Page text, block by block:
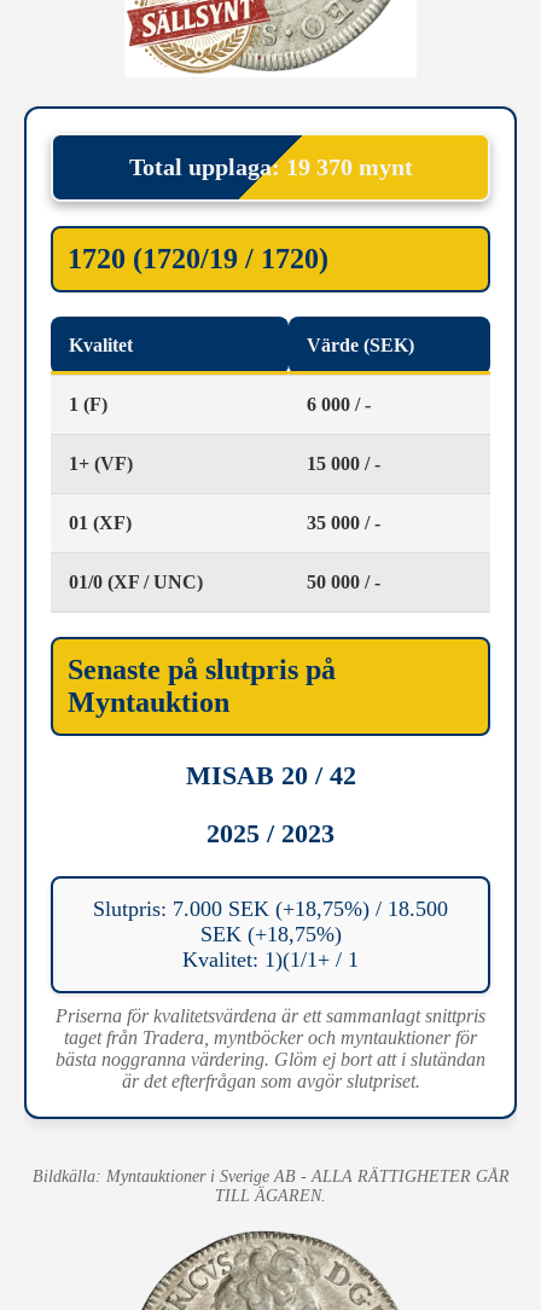
Total upplaga: 19 370 mynt
1720 (1720/19 / 1720)
Kvalitet Värde (SEK)
1 (F) 6 000 / -
1+ (VF) 15 000 / -
01 (XF) 35 000 / -
01/0 (XF / UNC) 50 000 / -
Senaste på slutpris på
Myntauktion
MISAB 20 / 42
2025 / 2023
Slutpris: 7.000 SEK (+18,75%) / 18.500
SEK (+18,75%)
Kvalitet: 1)(1/1+ / 1
Priserna för kvalitetsvärdena är ett sammanlagt snittpris
taget från Tradera, myntböcker och myntauktioner för
bästa noggranna värdering. Glöm ej bort att i slutändan
är det efterfrågan som avgör slutpriset.
Bildkälla: Myntauktioner i Sverige AB - ALLA RÄTTIGHETER GÅR
TILL ÄGAREN.